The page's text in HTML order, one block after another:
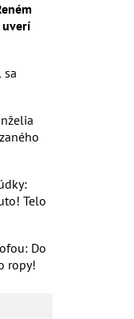
sa
Telo
Do
ropy!